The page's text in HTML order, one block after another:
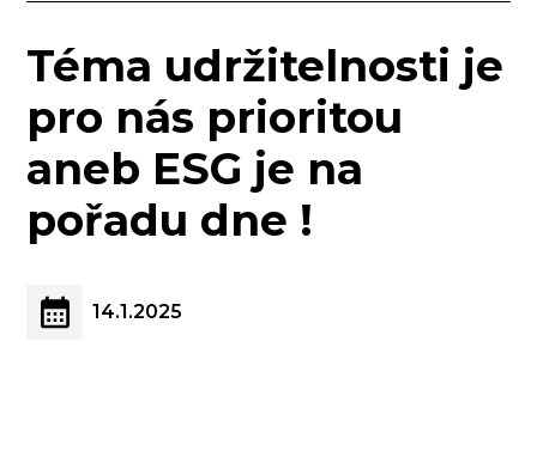
Téma udržitelnosti je
pro nás prioritou
aneb ESG je na
pořadu dne !
14.1.2025